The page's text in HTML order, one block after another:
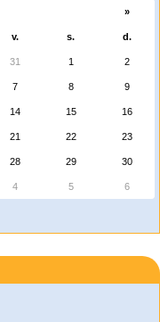
»
v. s. d.
31 1 2
7 8 9
14 15 16
21 22 23
28 29 30
4 5 6
du monde entier (…)